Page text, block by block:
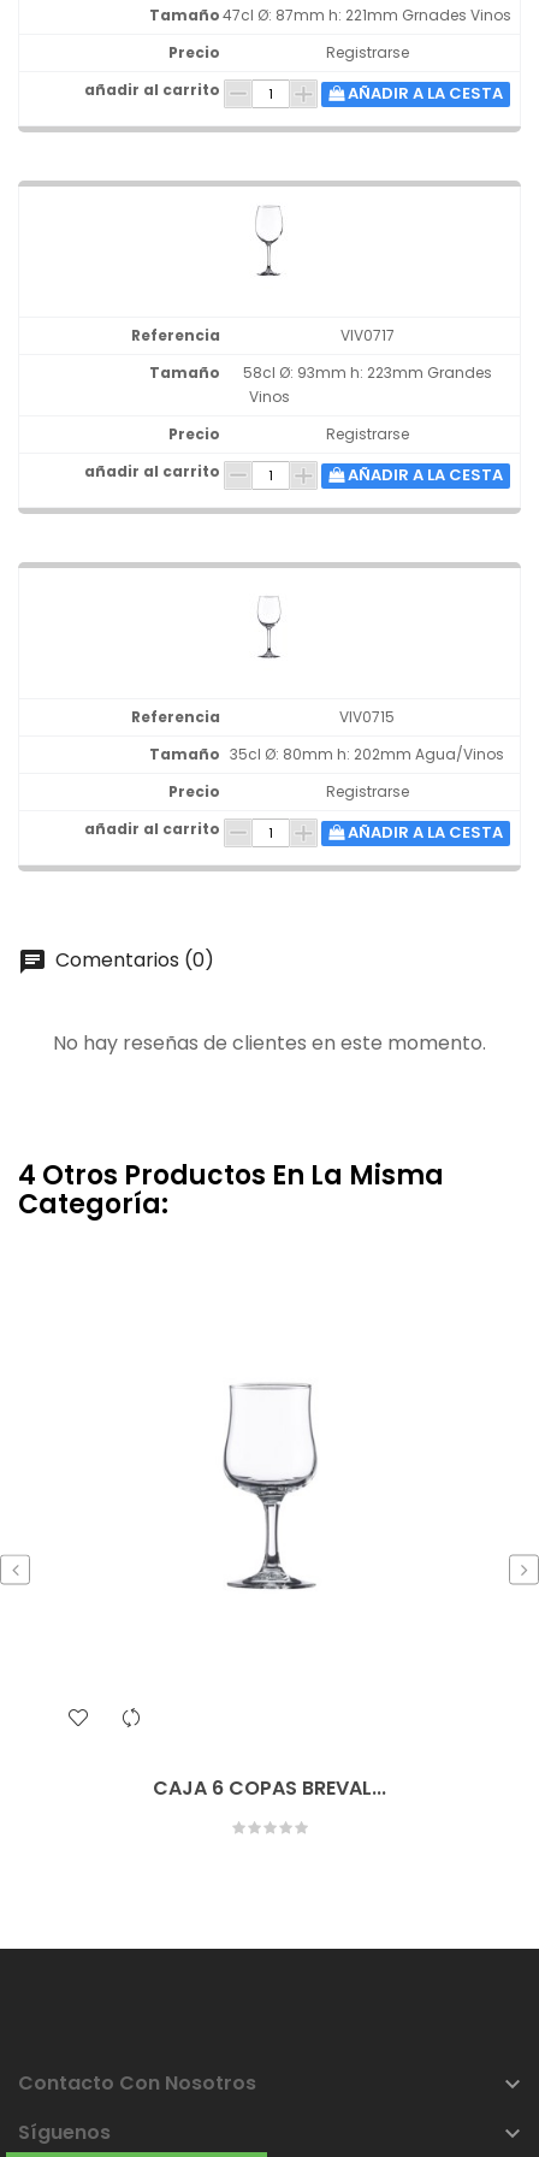
47cl Ø: 87mm h: 221mm Grnades Vinos
Registrarse
AÑADIR A LA CESTA
VIV0717
58cl Ø: 93mm h: 223mm Grandes
Vinos
Registrarse
AÑADIR A LA CESTA
VIV0715
35cl Ø: 80mm h: 202mm Agua/Vinos
Registrarse
AÑADIR A LA CESTA
chat Comentarios (0)
No hay reseñas de clientes en este momento.
4 Otros Productos En La Misma
Categoría:
CAJA 6 COPAS BREVAL...
‹ ›
Contacto Con Nosotros 
Síguenos 